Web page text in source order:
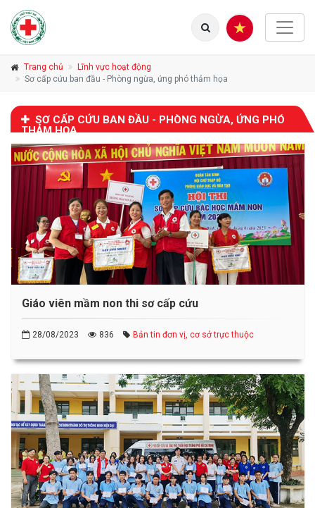
Trang chủ
Lĩnh vực hoạt động
Sơ cấp cứu ban đầu - Phòng ngừa, ứng phó thảm họa
SƠ CẤP CỨU BAN ĐẦU - PHÒNG NGỪA, ỨNG PHÓ
THẢM HỌA
Giáo viên mầm non thi sơ cấp cứu
28/08/2023 836 Bản tin đơn vị, cơ sở trực thuộc